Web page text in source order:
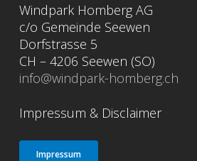
Windpark Homberg AG
c/o Gemeinde Seewen
Dorfstrasse 5
CH – 4206 Seewen (SO)
info@windpark-homberg.ch
Impressum & Disclaimer
Impressum